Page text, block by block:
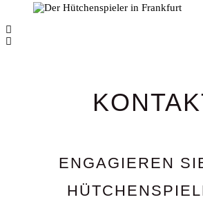
ENGAGIEREN